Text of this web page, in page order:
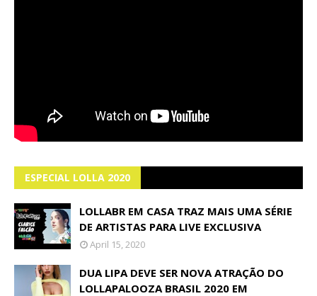
ESPECIAL LOLLA 2020
LOLLABR EM CASA TRAZ MAIS UMA SÉRIE
DE ARTISTAS PARA LIVE EXCLUSIVA
April 15, 2020
DUA LIPA DEVE SER NOVA ATRAÇÃO DO
LOLLAPALOOZA BRASIL 2020 EM